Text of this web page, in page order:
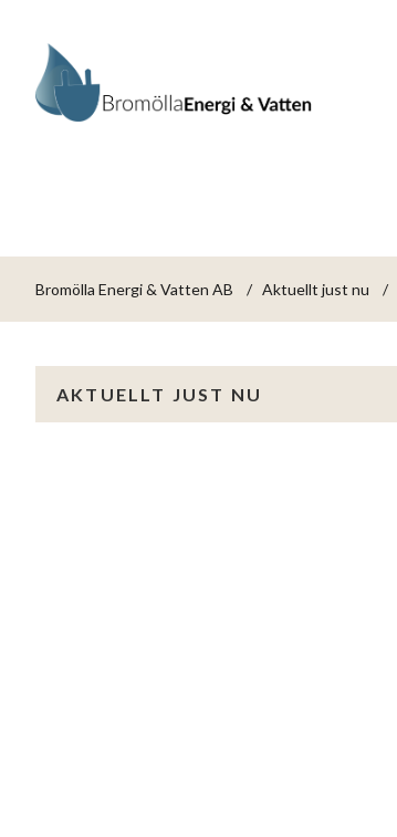
Bromölla Energi & Vatten AB Aktuellt just nu
AKTUELLT JUST NU